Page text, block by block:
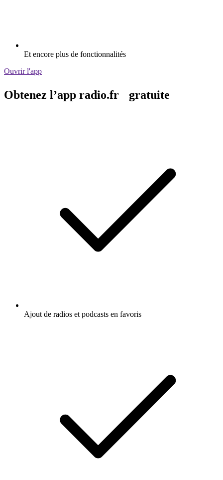
Et encore plus de fonctionnalités
Ouvrir l'app
Obtenez l’app radio.fr gratuite
Ajout de radios et podcasts en favoris